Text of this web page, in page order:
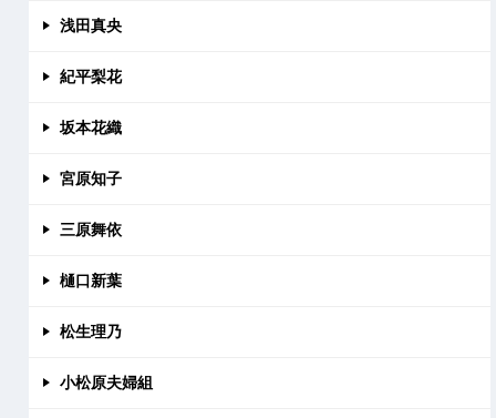
浅田真央
紀平梨花
坂本花織
宮原知子
三原舞依
樋口新葉
松生理乃
小松原夫婦組